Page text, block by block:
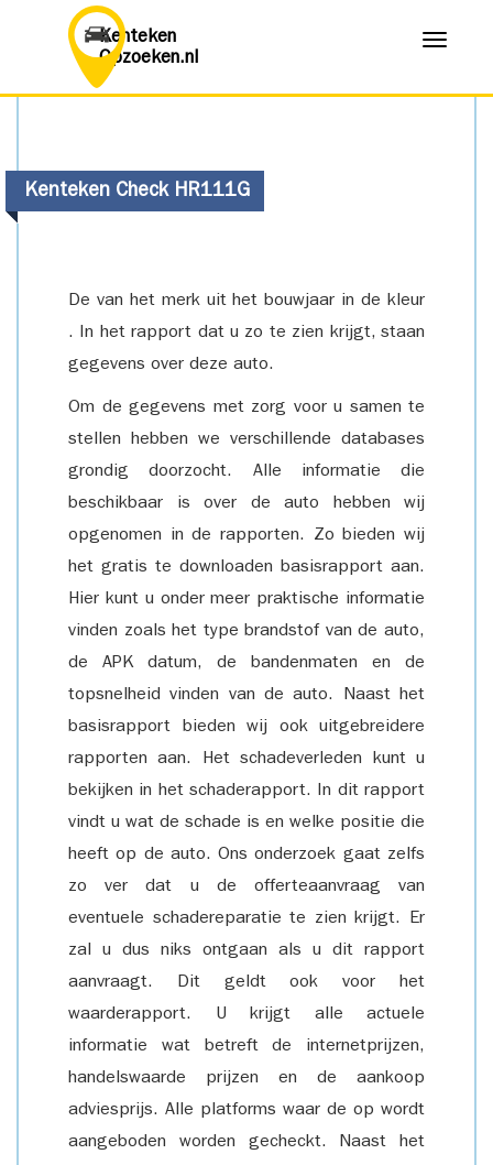
Kenteken
Opzoeken.nl
Menu
Kenteken Check HR111G
De van het merk uit het bouwjaar in de kleur
. In het rapport dat u zo te zien krijgt, staan
gegevens over deze auto.
Om de gegevens met zorg voor u samen te
stellen hebben we verschillende databases
grondig doorzocht. Alle informatie die
beschikbaar is over de auto hebben wij
opgenomen in de rapporten. Zo bieden wij
het gratis te downloaden basisrapport aan.
Hier kunt u onder meer praktische informatie
vinden zoals het type brandstof van de auto,
de APK datum, de bandenmaten en de
topsnelheid vinden van de auto. Naast het
basisrapport bieden wij ook uitgebreidere
rapporten aan. Het schadeverleden kunt u
bekijken in het schaderapport. In dit rapport
vindt u wat de schade is en welke positie die
heeft op de auto. Ons onderzoek gaat zelfs
zo ver dat u de offerteaanvraag van
eventuele schadereparatie te zien krijgt. Er
zal u dus niks ontgaan als u dit rapport
aanvraagt. Dit geldt ook voor het
waarderapport. U krijgt alle actuele
informatie wat betreft de internetprijzen,
handelswaarde prijzen en de aankoop
adviesprijs. Alle platforms waar de op wordt
aangeboden worden gecheckt. Naast het